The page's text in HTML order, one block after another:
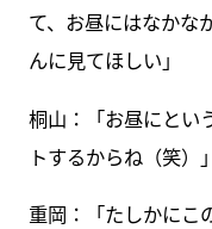
て、お昼にはなかな
んに見てほしい」
桐山：「お昼にとい
トするからね（笑）」
重岡：「たしかにこ